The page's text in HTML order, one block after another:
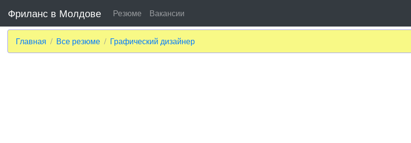
Фриланс в Молдове Резюме Вакансии
Главная Все резюме Графический дизайнер